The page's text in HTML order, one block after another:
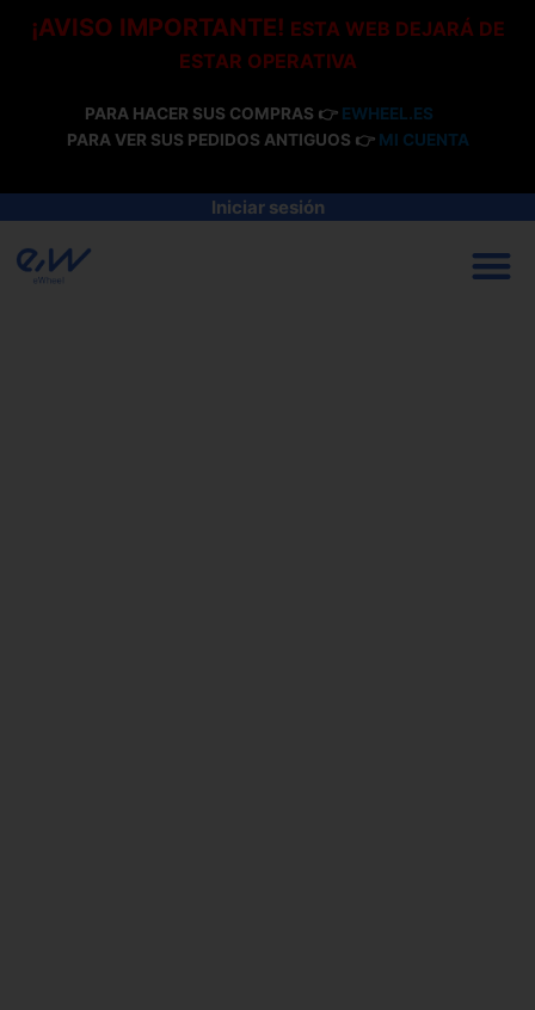
¡AVISO IMPORTANTE! ESTA WEB DEJARÁ DE
ESTAR OPERATIVA
PARA HACER SUS COMPRAS 👉 EWHEEL.ES
PARA VER SUS PEDIDOS ANTIGUOS 👉 MI CUENTA
Iniciar sesión